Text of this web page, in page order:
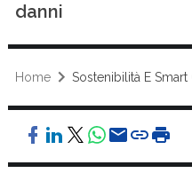
danni
Home Sostenibilità E Smart